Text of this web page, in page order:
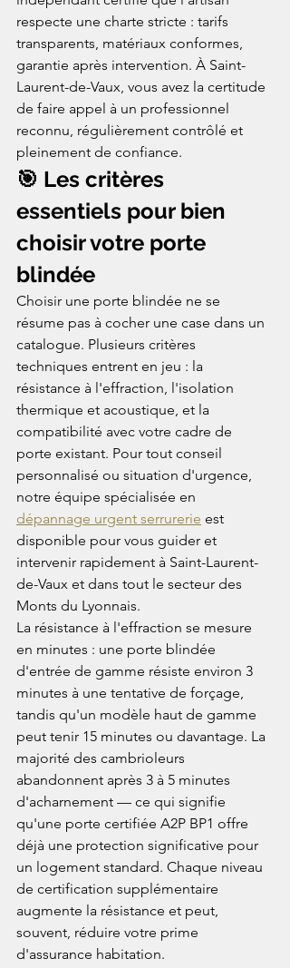
respecte une charte stricte : tarifs
transparents, matériaux conformes,
garantie après intervention. À Saint-
Laurent-de-Vaux, vous avez la certitude
de faire appel à un professionnel
reconnu, régulièrement contrôlé et
pleinement de confiance.
🎯 Les critères
essentiels pour bien
choisir votre porte
blindée
Choisir une porte blindée ne se
résume pas à cocher une case dans un
catalogue. Plusieurs critères
techniques entrent en jeu : la
résistance à l'effraction, l'isolation
thermique et acoustique, et la
compatibilité avec votre cadre de
porte existant. Pour tout conseil
personnalisé ou situation d'urgence,
notre équipe spécialisée en
dépannage urgent serrurerie est
disponible pour vous guider et
intervenir rapidement à Saint-Laurent-
de-Vaux et dans tout le secteur des
Monts du Lyonnais.
La résistance à l'effraction se mesure
en minutes : une porte blindée
d'entrée de gamme résiste environ 3
minutes à une tentative de forçage,
tandis qu'un modèle haut de gamme
peut tenir 15 minutes ou davantage. La
majorité des cambrioleurs
abandonnent après 3 à 5 minutes
d'acharnement — ce qui signifie
qu'une porte certifiée A2P BP1 offre
déjà une protection significative pour
un logement standard. Chaque niveau
de certification supplémentaire
augmente la résistance et peut,
souvent, réduire votre prime
d'assurance habitation.